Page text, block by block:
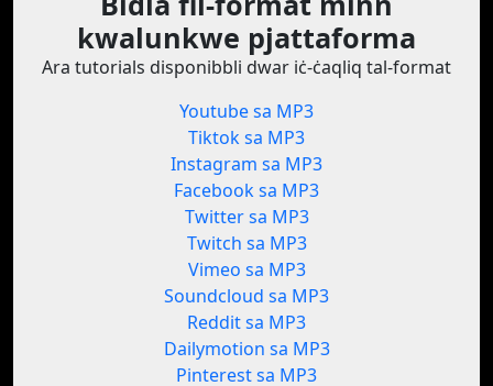
kwalunkwe pjattaforma
Ara tutorials disponibbli dwar iċ-ċaqliq tal-format
Youtube sa MP3
Tiktok sa MP3
Instagram sa MP3
Facebook sa MP3
Twitter sa MP3
Twitch sa MP3
Vimeo sa MP3
Soundcloud sa MP3
Reddit sa MP3
Dailymotion sa MP3
Pinterest sa MP3